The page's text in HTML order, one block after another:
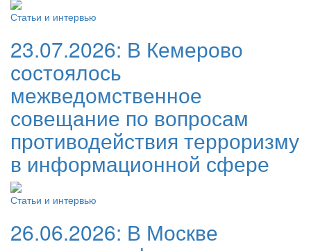
Статьи и интервью
23.07.2026: В Кемерово
состоялось
межведомственное
совещание по вопросам
противодействия терроризму
в информационной сфере
Статьи и интервью
26.06.2026: В Москве